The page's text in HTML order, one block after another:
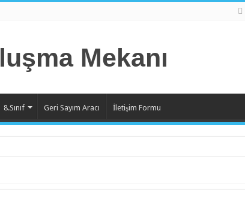
8.Sınıf Geri Sayım Aracı İletişim Formu